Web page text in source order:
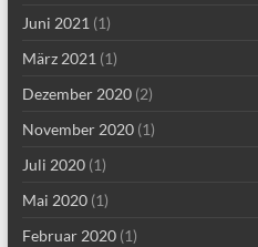
Juni 2021 (1)
März 2021 (1)
Dezember 2020(2)
November 2020(1)
Juli 2020(1)
Mai 2020(1)
Februar 2020(1)